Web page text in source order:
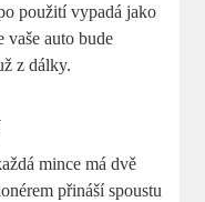
použití vypadá jako
vaše auto bude
z dálky.
mince má dvě
přináší spoustu